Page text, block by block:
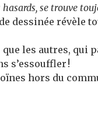
se trouve
dessinée révèle
les autres, qui
s’essouffler !
hors du